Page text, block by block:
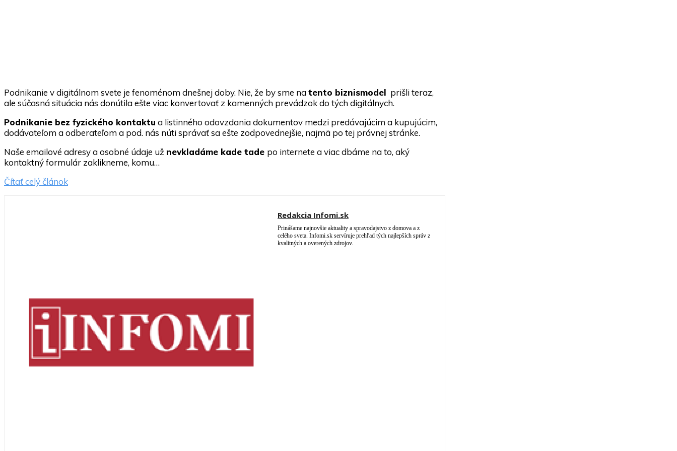
Podnikanie v digitálnom svete je fenoménom dnešnej doby. Nie, že by sme natento biznismodel prišli teraz,
ale súčasná situácia nás donútila ešte viac konvertovať z kamenných prevádzok do tých digitálnych.
Podnikanie bez fyzického kontaktu a listinného odovzdania dokumentov medzi predávajúcim a kupujúcim,
dodávateľom a odberateľom a pod. nás núti správať sa ešte zodpovednejšie, najmä po tej právnej stránke.
Naše emailové adresy a osobné údaje už nevkladáme kade tade po internete a viac dbáme na to, aký
kontaktný formulár zaklikneme, komu…
Čítať celý článok
Redakcia Infomi.sk
Prinášame najnovšie aktuality a spravodajstvo z domova a z
celého sveta. Infomi.sk servíruje prehľad tých najlepších správ z
kvalitných a overených zdrojov.